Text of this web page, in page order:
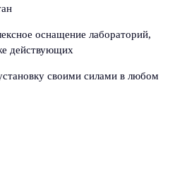
оснащение лабораторий,
действующих
своими силами в любом